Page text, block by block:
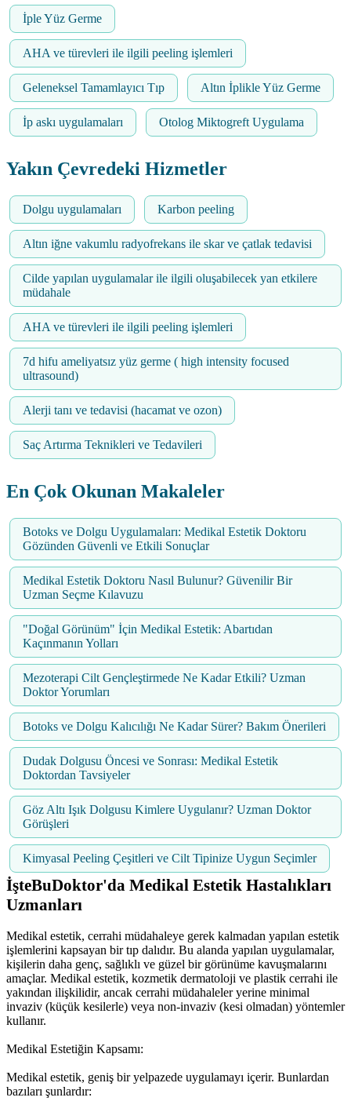
İple Yüz Germe
AHA ve türevleri ile ilgili peeling işlemleri
Geleneksel Tamamlayıcı Tıp Altın İplikle Yüz Germe
İp askı uygulamaları Otolog Miktogreft Uygulama
Yakın Çevredeki Hizmetler
Dolgu uygulamaları Karbon peeling
Altın iğne vakumlu radyofrekans ile skar ve çatlak tedavisi
Cilde yapılan uygulamalar ile ilgili oluşabilecek yan etkilere
müdahale
AHA ve türevleri ile ilgili peeling işlemleri
7d hifu ameliyatsız yüz germe ( high intensity focused
ultrasound)
Alerji tanı ve tedavisi (hacamat ve ozon)
Saç Artırma Teknikleri ve Tedavileri
En Çok Okunan Makaleler
Botoks ve Dolgu Uygulamaları: Medikal Estetik Doktoru
Gözünden Güvenli ve Etkili Sonuçlar
Medikal Estetik Doktoru Nasıl Bulunur? Güvenilir Bir
Uzman Seçme Kılavuzu
"Doğal Görünüm" İçin Medikal Estetik: Abartıdan
Kaçınmanın Yolları
Mezoterapi Cilt Gençleştirmede Ne Kadar Etkili? Uzman
Doktor Yorumları
Botoks ve Dolgu Kalıcılığı Ne Kadar Sürer? Bakım Önerileri
Dudak Dolgusu Öncesi ve Sonrası: Medikal Estetik
Doktordan Tavsiyeler
Göz Altı Işık Dolgusu Kimlere Uygulanır? Uzman Doktor
Görüşleri
Kimyasal Peeling Çeşitleri ve Cilt Tipinize Uygun Seçimler
İşteBuDoktor'da Medikal Estetik Hastalıkları
Uzmanları
Medikal estetik, cerrahi müdahaleye gerek kalmadan yapılan estetik
işlemlerini kapsayan bir tıp dalıdır. Bu alanda yapılan uygulamalar,
kişilerin daha genç, sağlıklı ve güzel bir görünüme kavuşmalarını
amaçlar. Medikal estetik, kozmetik dermatoloji ve plastik cerrahi ile
yakından ilişkilidir, ancak cerrahi müdahaleler yerine minimal
invaziv (küçük kesilerle) veya non-invaziv (kesi olmadan) yöntemler
kullanır.
Medikal Estetiğin Kapsamı:
Medikal estetik, geniş bir yelpazede uygulamayı içerir. Bunlardan
bazıları şunlardır: